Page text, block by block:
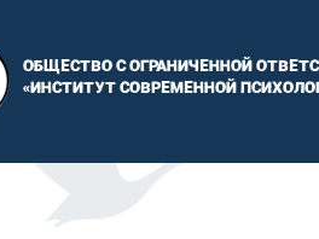
ОБЩЕСТВО С ОГРАНИЧЕННОЙ
«ИНСТИТУТ СОВРЕМЕННОЙ